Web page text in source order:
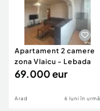
Apartament 2 camere
zona Vlaicu - Lebada
69.000 eur
Arad 6 luni în urmă